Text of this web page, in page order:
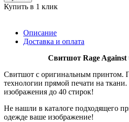
Купить в 1 клик
Описание
Доставка и оплата
Свитшот Rage
Свитшот с оригинальным принтом.
технологии прямой печати на ткани.
изображения до 40 стирок!
Не нашли в каталоге подходящего
одежде ваше изображение!